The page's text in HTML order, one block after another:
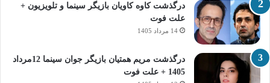
درگذشت کاوه کاویان بازیگر سینما و تلویزیون +
علت فوت
14 مرداد 1405
درگذشت مریم همتیان بازیگر جوان سینما 12مرداد
1405 + علت فوت